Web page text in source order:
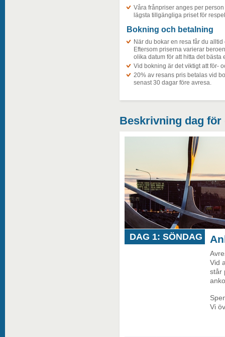
Våra frånpriser anges per
lägsta tillgängliga priset för
Bokning och betalning
När du bokar en resa får du
Eftersom priserna varierar
olika datum för att hitta det bästa
Vid bokning är det viktigt att för-
20% av resans pris betalas vid
senast 30 dagar före avresa.
Beskrivning dag för
Vid
står
Vi
DAG 1: SÖNDAG